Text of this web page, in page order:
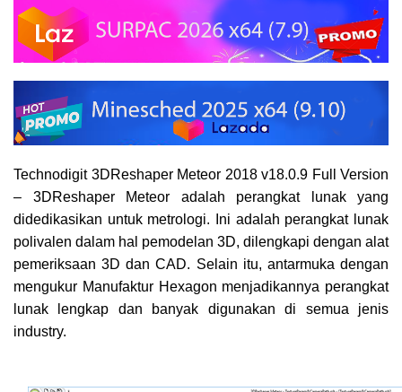
Technodigit 3DReshaper Meteor 2018 v18.0.9 Full Version
– 3DReshaper Meteor adalah perangkat lunak yang
didedikasikan untuk metrologi. Ini adalah perangkat lunak
polivalen dalam hal pemodelan 3D, dilengkapi dengan alat
pemeriksaan 3D dan CAD. Selain itu, antarmuka dengan
mengukur Manufaktur Hexagon menjadikannya perangkat
lunak lengkap dan banyak digunakan di semua jenis
industry.